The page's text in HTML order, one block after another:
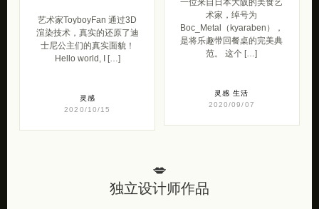
艺术家ToyboyFan 通过3D
渲染技术，真实的还原了迪
士尼公主们的真实面貌！
Hello world, I […]
灵感
2020/10/15
术家，绰号为
Boc_Metal（kyaraben），
是将乐趣带回餐桌的完美典
范。 这个 […]
灵感 生活
2020/09/07
💋
独立设计师作品